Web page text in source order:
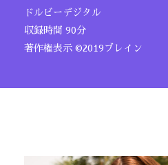
ドルビーデジタル
収録時間 90分
著作権表示 ©2019ブレイン